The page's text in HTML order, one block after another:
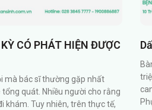
CÓ PHÁT HIỆN ĐƯỢC
mà bác sĩ thường gặp nhất
quát. Nhiều người cho rằng
khám. Tuy nhiên, trên thực tế,